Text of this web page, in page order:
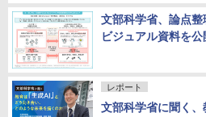
文部科学省、論点
ビジュアル資料を公
レポート
文部科学省に聞く